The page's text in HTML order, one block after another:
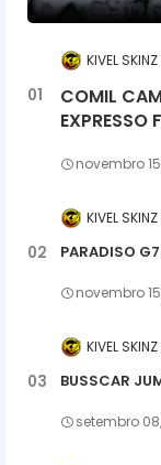
KIVEL SKINZ
COMIL
EXPRESSO
novembro
KIVEL SKINZ
PARADISO
novembro
KIVEL SKINZ
BUSSCAR
setembro